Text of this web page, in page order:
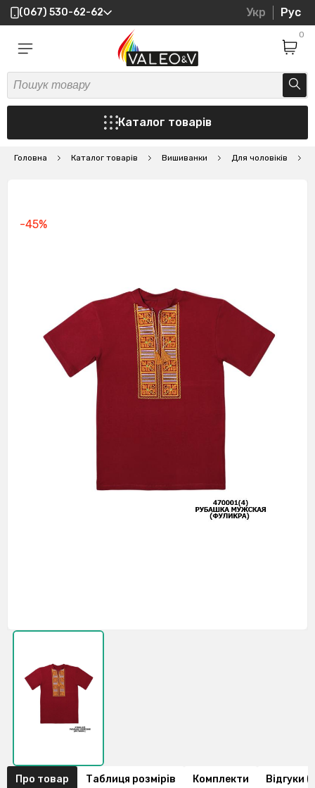
(067) 530-62-62 Укр Рус
0
Каталог товарів
Головна Каталог товарів Вишиванки Для чоловіків
-45%
Про товар Таблиця розмірів Комплекти Відгуки